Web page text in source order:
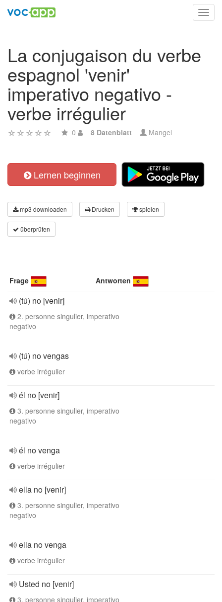
La conjugaison du verbe
espagnol 'venir'
imperativo negativo -
verbe irrégulier
0 8 Datenblatt Mangel
Lernen beginnen
mp3 downloaden Drucken spielen
überprüfen
Frage Antworten
(tú) no [venir]
2. personne singulier, imperativo
negativo
(tú) no vengas
verbe irrégulier
él no [venir]
3. personne singulier, imperativo
negativo
él no venga
verbe irrégulier
ella no [venir]
3. personne singulier, imperativo
negativo
ella no venga
verbe irrégulier
Usted no [venir]
3. personne singulier, imperativo